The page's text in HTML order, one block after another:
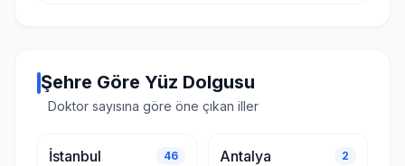
Şehre Göre Yüz Dolgusu
Doktor sayısına göre öne çıkan iller
İstanbul 46 Antalya 2